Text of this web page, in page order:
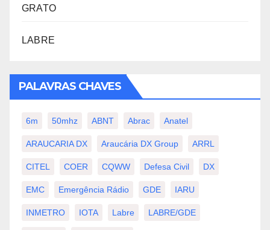
GRATO
LABRE
PALAVRAS CHAVES
6m 50mhz ABNT Abrac Anatel
ARAUCARIA DX Araucária DX Group ARRL
CITEL COER CQWW Defesa Civil DX
EMC Emergência Rádio GDE IARU
INMETRO IOTA Labre LABRE/GDE